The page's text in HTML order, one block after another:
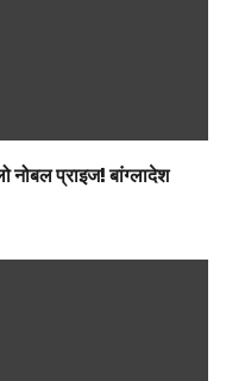
नोबल प्राइज! बांग्लादेश